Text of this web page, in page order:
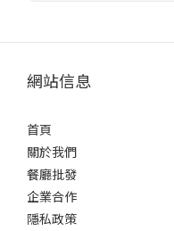
別
米
(1)
清
酒
類
型
網站信息
首頁
關於我們
餐廳批發
企業合作
隱私政策